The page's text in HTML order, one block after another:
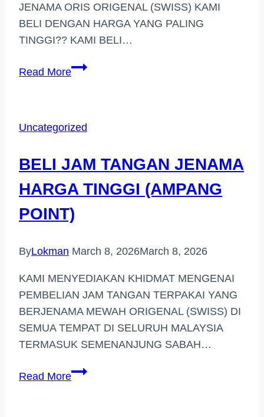
JENAMA ORIS ORIGENAL (SWISS) KAMI
BELI DENGAN HARGA YANG PALING
TINGGI?? KAMI BELI…
Read MorePEMBELI
HARGA
(PUTRAJAYA)
Uncategorized
BELI JAM TANGAN JENAMA
HARGA TINGGI (AMPANG
POINT)
ByLokman March 8, 2026March 8, 2026
KAMI MENYEDIAKAN KHIDMAT MENGENAI
PEMBELIAN JAM TANGAN TERPAKAI YANG
BERJENAMA MEWAH ORIGENAL (SWISS) DI
SEMUA TEMPAT DI SELURUH MALAYSIA
TERMASUK SEMENANJUNG SABAH…
Read MoreBELI